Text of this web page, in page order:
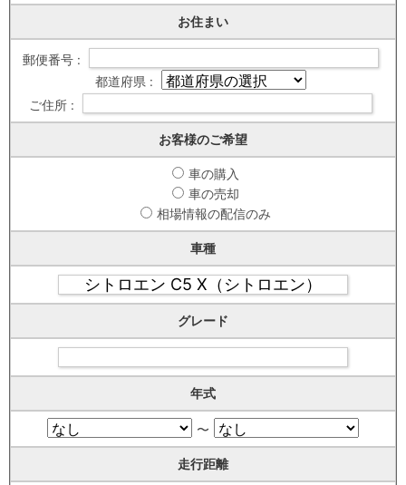
お住まい
郵便番号 :
都道府県 :
ご住所 :
お客様のご希望
車の購入
車の売却
相場情報の配信のみ
車種
グレード
年式
〜
走行距離